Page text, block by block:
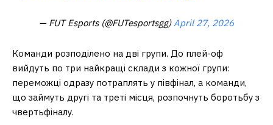
— FUT Esports (@FUTesportsgg)April 27, 2026
Команди розподілено на дві групи. До плей-оф
вийдуть по три найкращі склади з кожної групи:
переможці одразу потраплять у півфінал, а команди,
що займуть другі та треті місця, розпочнуть боротьбу з
чвертьфіналу.